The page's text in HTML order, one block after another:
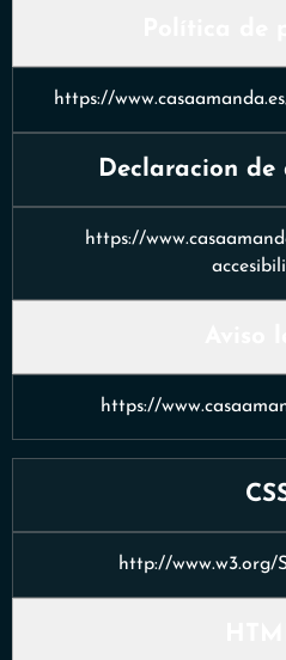
https://www.casaamanda.es
Declaracion de
https://www.
https://www.
http://www.w3.org/